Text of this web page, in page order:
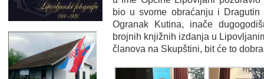
bio u svome obraćanju i
Ogranak Kutina, inače
brojnih knjižnih izdanja u
članova na Skupštini, bit će to